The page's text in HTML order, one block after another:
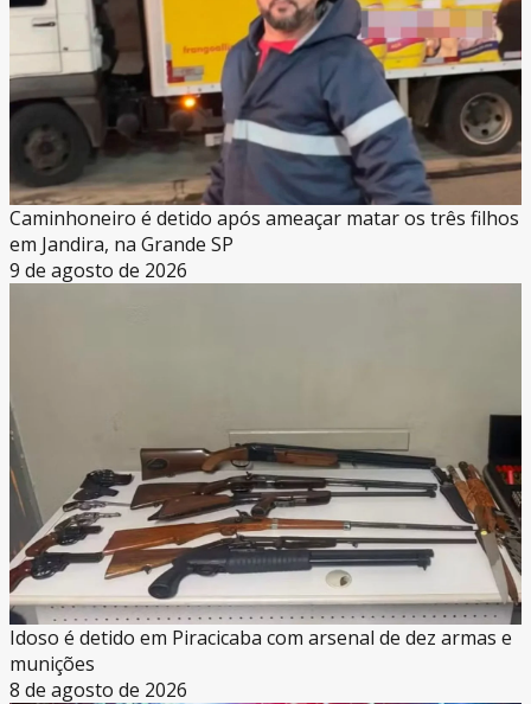
Caminhoneiro é detido após ameaçar matar os três filhos
em Jandira, na Grande SP
9 de agosto de 2026
Idoso é detido em Piracicaba com arsenal de dez armas e
munições
8 de agosto de 2026